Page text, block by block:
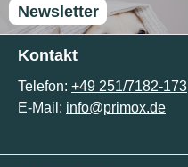
Newsletter
Kontakt
Telefon: +49 251/7182-173
E-Mail: info@primox.de